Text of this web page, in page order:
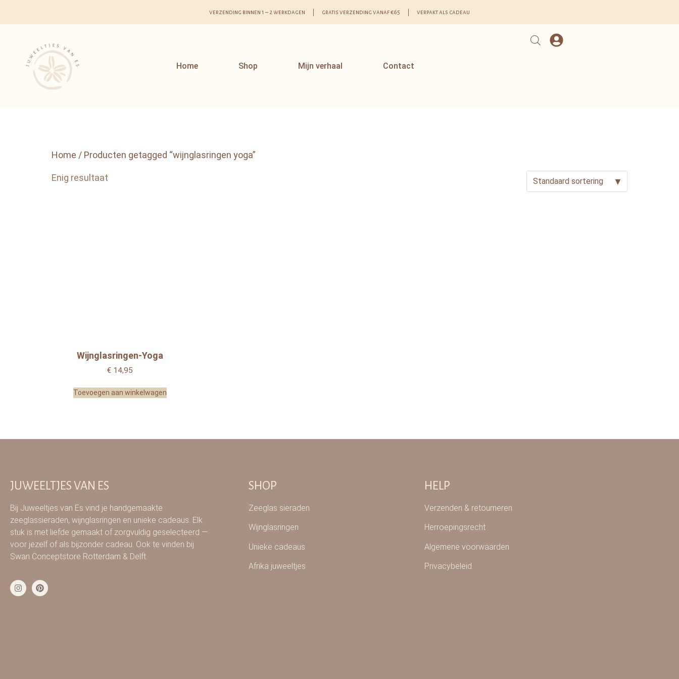
verzending binnen 1 – 2 werkdagen | gratis verzending vanaf €65 | verpakt als cadeau
Home Shop Mijn verhaal Contact
Home / Producten getagged “wijnglasringen yoga”
Enig resultaat
Wijnglasringen-Yoga
€14,95
Toevoegen aan winkelwagen
JUWEELTJES VAN ES
Bij Juweeltjes van Es vind je handgemaakte
zeeglassieraden, wijnglasringen en unieke cadeaus. Elk
stuk is met liefde gemaakt of zorgvuldig geselecteerd —
voor jezelf of als bijzonder cadeau. Ook te vinden bij
Swan Conceptstore Rotterdam & Delft.
SHOP
Zeeglas sieraden
Wijnglasringen
Unieke cadeaus
Afrika juweeltjes
HELP
Verzenden & retourneren
Herroepingsrecht
Algemene voorwaarden
Privacybeleid